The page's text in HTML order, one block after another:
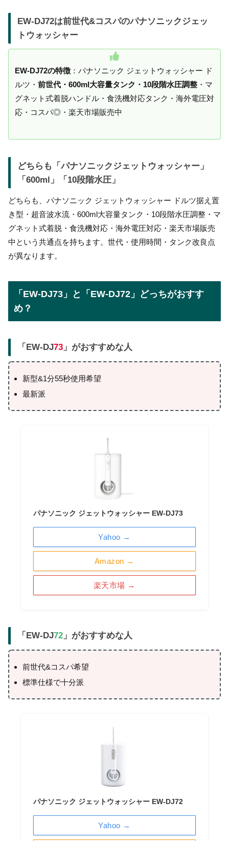
EW-DJ72は前世代&コスパのパナソニックジェッ
トウォッシャー
EW-DJ72の特徴 ：パナソニック ジェットウォッシャー ド
ルツ・ 前世代・600ml大容量タンク・10段階水圧調整 ・マ
グネット式着脱ハンドル・食洗機対応タンク・海外電圧対
応・コスパ◎・楽天市場販売中
どちらも「パナソニックジェットウォッシャー」
「600ml」「10段階水圧」
どちらも、パナソニック ジェットウォッシャー ドルツ据え置
き型・超音波水流・600ml大容量タンク・10段階水圧調整・マ
グネット式着脱・食洗機対応・海外電圧対応・楽天市場販売
中という共通点を持ちます。世代・使用時間・タンク改良点
が異なります。
「EW-DJ73」と「EW-DJ72」どっちがおすす
め？
「EW-DJ73 」がおすすめな人
新型&1分55秒使用希望
最新派
パナソニック ジェットウォッシャー EW-DJ73
Amazon →
楽天市場 →
Yahoo →
「EW-DJ72 」がおすすめな人
前世代&コスパ希望
標準仕様で十分派
パナソニック ジェットウォッシャー EW-DJ72
Yahoo →